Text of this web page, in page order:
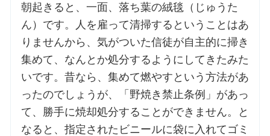
ご利用にあたって
交通・アクセス
朝起きると、一面、落ち葉の絨毯（じゅうた
ん）です。人を雇って清掃するということはあ
りませんから、気がついた信徒が自主的に掃き
集めて、なんとか処分するようにしてきたみた
いです。昔なら、集めて燃やすという方法があ
ったのでしょうが、「野焼き禁止条例」があっ
て、勝手に焼却処分することができません。と
なると、指定されたビニールに袋に入れてゴミ